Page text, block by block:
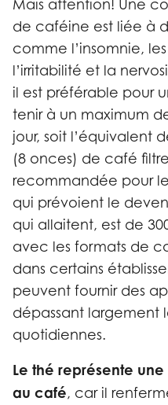
Mais attention! Une
de caféine est liée à
comme l’insomnie,
l’irritabilité et la
il est préférable pour
tenir à un maximum
jour, soit l’équivalent
(8 onces) de café
recommandée pour
qui prévoient le
qui allaitent, est de
avec les formats de
dans certains
peuvent fournir des
dépassant largement
quotidiennes.
Le thé représente
au café, car il